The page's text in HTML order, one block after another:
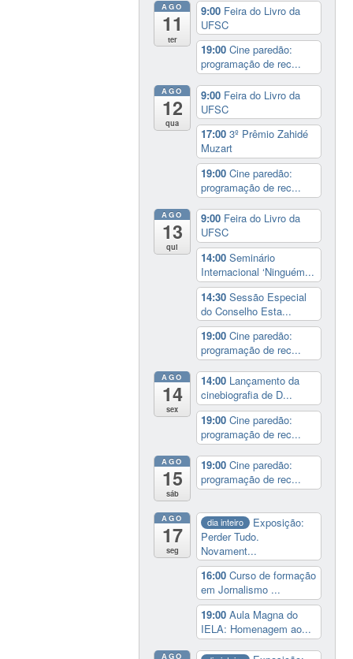
AGO
11
ter
9:00 Feira do Livro da
UFSC
19:00Cine paredão:
programação de rec...
AGO
12
qua
9:00 Feira do Livro da
UFSC
17:003º Prêmio Zahidé
Muzart
19:00Cine paredão:
programação de rec...
AGO
13
qui
9:00 Feira do Livro da
UFSC
14:00Seminário
Internacional ‘Ninguém...
14:30Sessão Especial
do Conselho Esta...
19:00Cine paredão:
programação de rec...
AGO
14
sex
14:00 Lançamento da
cinebiografia de D...
19:00Cine paredão:
programação de rec...
AGO
15
sáb
19:00Cine paredão:
programação de rec...
AGO
17
seg
dia inteiro
Exposição:
Perder Tudo.
Novament...
16:00Curso de formação
em Jornalismo ...
19:00Aula Magna do
IELA: Homenagem ao...
AGO